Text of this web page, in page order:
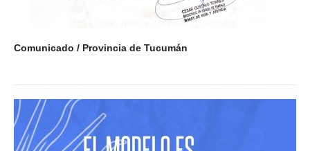
Comunicado / Provincia de Tucumán